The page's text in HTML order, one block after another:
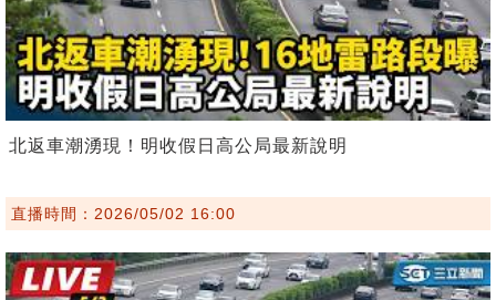
北返車潮湧現！明收假日高公局最新說明
直播時間：2026/05/02 16:00